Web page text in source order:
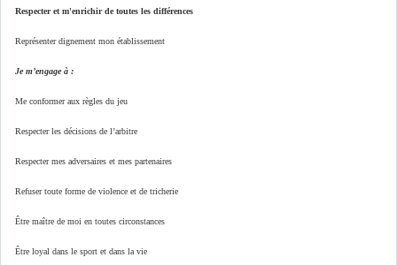
Respecter et m'enrichir de toutes les différences
Représenter dignement mon établissement
Je m’engage à :
Me conformer aux règles du jeu
Respecter les décisions de l’arbitre
Respecter mes adversaires et mes partenaires
Refuser toute forme de violence et de tricherie
Être maître de moi en toutes circonstances
Être loyal dans le sport et dans la vie